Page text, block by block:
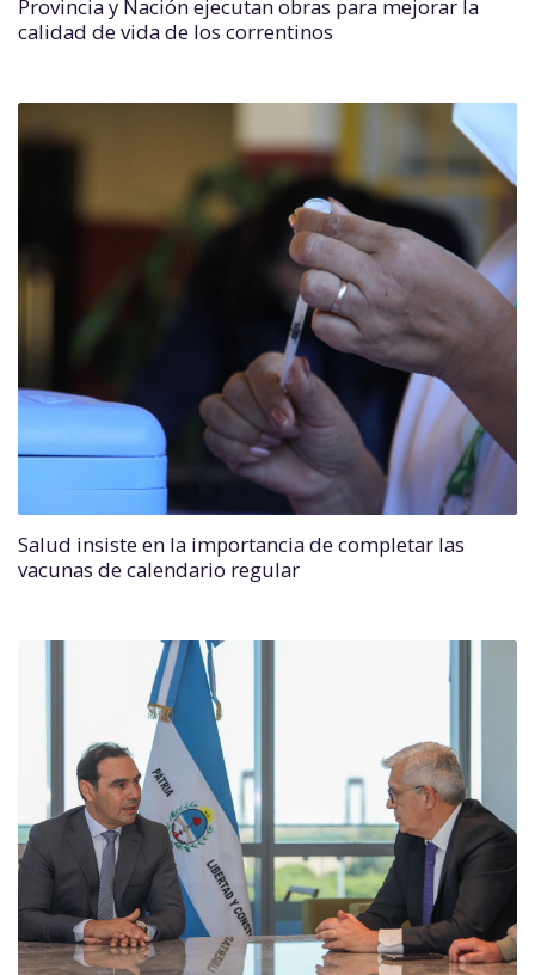
Provincia y Nación ejecutan obras para mejorar la
calidad de vida de los correntinos
Salud insiste en la importancia de completar las
vacunas de calendario regular